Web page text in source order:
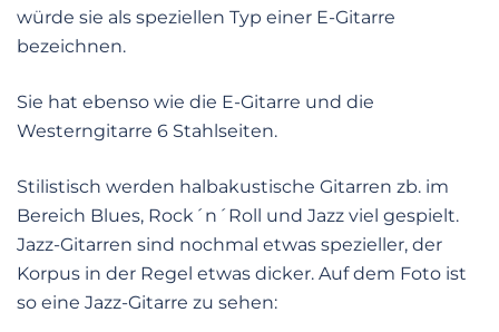
würde sie als speziellen Typ einer E-Gitarre
bezeichnen.
Sie hat ebenso wie die E-Gitarre und die
Westerngitarre 6 Stahlseiten.
Stilistisch werden halbakustische Gitarren zb. im
Bereich Blues, Rock´n´Roll und Jazz viel gespielt.
Jazz-Gitarren sind nochmal etwas spezieller, der
Korpus in der Regel etwas dicker. Auf dem Foto ist
so eine Jazz-Gitarre zu sehen: